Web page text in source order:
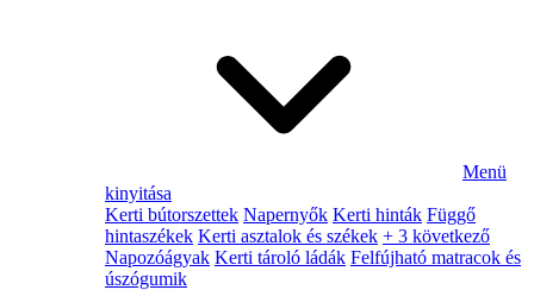
Menü
kinyitása
Kerti bútorszettek Napernyők Kerti hinták Függő
hintaszékek Kerti asztalok és székek + 3 következő
Napozóágyak Kerti tároló ládák Felfújható matracok és
úszógumik